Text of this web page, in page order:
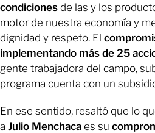
condiciones de las y los
motor de nuestra economía y
dignidad y respeto. El
implementando más de 25
gente trabajadora del campo,
programa cuenta con un
En ese sentido, resaltó que lo
a Julio Menchaca es su